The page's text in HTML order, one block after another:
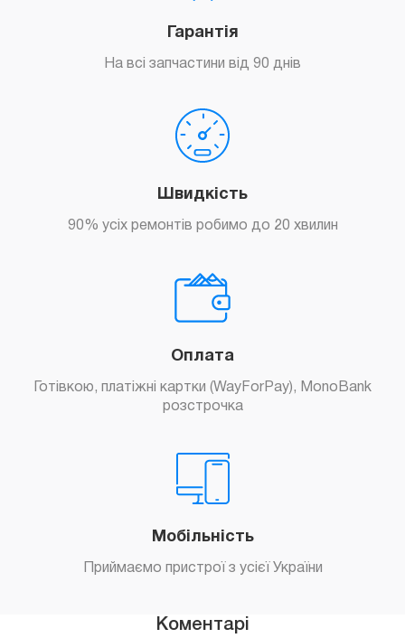
Гарантія
На всі запчастини від 90 днів
Швидкість
90% усіх ремонтів робимо до 20 хвилин
Оплата
Готівкою, платіжні картки (WayForPay), MonoBank
розстрочка
Мобільність
Приймаємо пристрої з усієї України
Коментарі